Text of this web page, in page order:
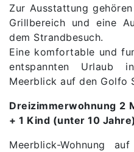
Zur Ausstattung
Grillbereich und eine
dem Strandbesuch.
Eine komfortable und
entspannten Urlaub
Meerblick auf den Golfo
Dreizimmerwohnung 2
+ 1 Kind (unter 10 Jahre)
Meerblick-Wohnung